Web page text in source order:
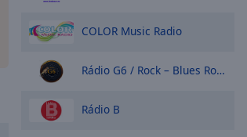
COLOR Music Radio
Rádio G6 / Rock – Blues Rock 70s 80s 90s
Rádio B